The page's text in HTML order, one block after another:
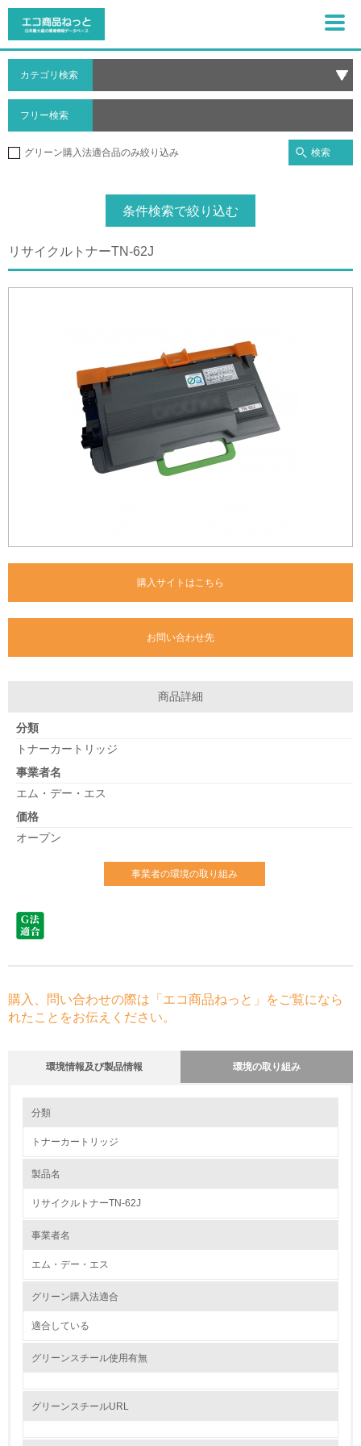
カテゴリ検索
フリー検索
グリーン購入法適合品のみ絞り込み 検索
条件検索で絞り込む
リサイクルトナーTN-62J
購入サイトはこちら
お問い合わせ先
商品詳細
分類
トナーカートリッジ
事業者名
エム・デー・エス
価格
オープン
事業者の環境の取り組み
購入、問い合わせの際は「エコ商品ねっと」をご覧になら
れたことをお伝えください。
環境情報及び製品情報 環境の取り組み
1.環境取り組み体制
分類
トナーカートリッジ
製品名
リサイクルトナーTN-62J
事業者名
エム・デー・エス
グリーン購入法適合
適合している
グリーンスチール使用有無
グリーンスチールURL